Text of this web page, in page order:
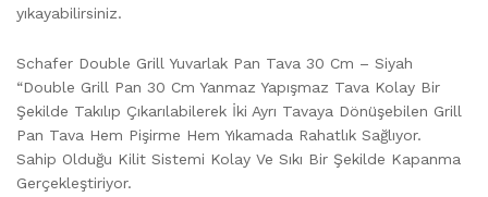
yıkayabilirsiniz.
Schafer Double Grill Yuvarlak Pan Tava 30 Cm – Siyah
“Double Grill Pan 30 Cm Yanmaz Yapışmaz Tava Kolay Bir
Şekilde Takılıp Çıkarılabilerek İki Ayrı Tavaya Dönüşebilen Grill
Pan Tava Hem Pişirme Hem Yıkamada Rahatlık Sağlıyor.
Sahip Olduğu Kilit Sistemi Kolay Ve Sıkı Bir Şekilde Kapanma
Gerçekleştiriyor.